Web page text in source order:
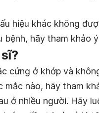
hiệu khác không
hãy tham khảo
cứng ở khớp và
nào, hãy tham
ở nhiều người. Hãy